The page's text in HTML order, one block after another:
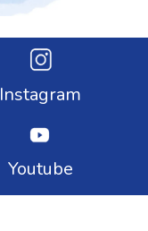
Instagram
Youtube